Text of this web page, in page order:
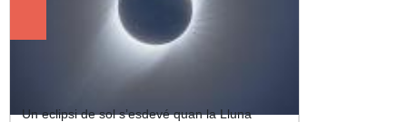
CONFERÈNCIA “L’eclipsi del segle”
Un eclipsi de sol s’esdevé quan la Lluna